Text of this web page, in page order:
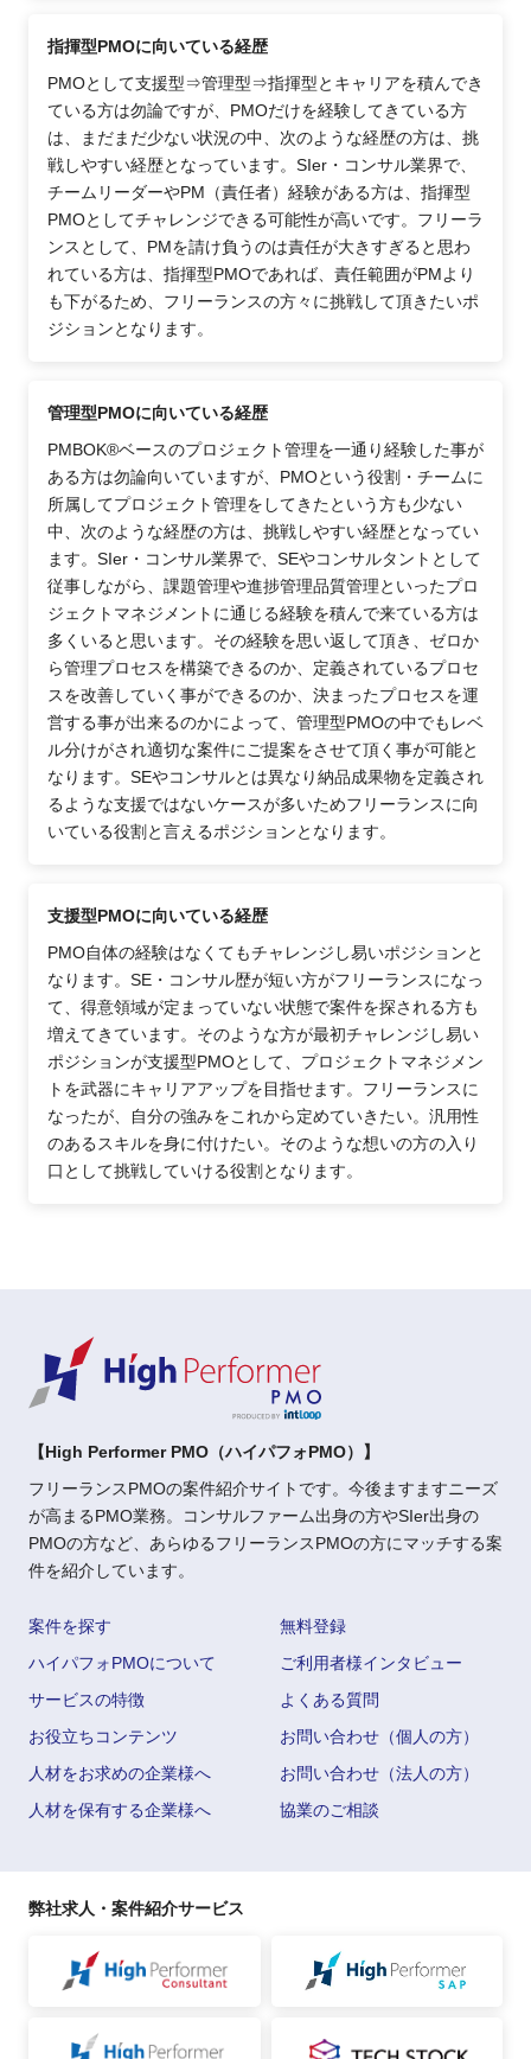
指揮型PMOに向いている経歴
PMOとして支援型⇒管理型⇒指揮型とキャリアを積んでき
ている方は勿論ですが、PMOだけを経験してきている方
は、まだまだ少ない状況の中、次のような経歴の方は、挑
戦しやすい経歴となっています。SIer・コンサル業界で、
チームリーダーやPM（責任者）経験がある方は、指揮型
PMOとしてチャレンジできる可能性が高いです。フリーラ
ンスとして、PMを請け負うのは責任が大きすぎると思わ
れている方は、指揮型PMOであれば、責任範囲がPMより
も下がるため、フリーランスの方々に挑戦して頂きたいポ
ジションとなります。
管理型PMOに向いている経歴
PMBOK®ベースのプロジェクト管理を一通り経験した事が
ある方は勿論向いていますが、PMOという役割・チームに
所属してプロジェクト管理をしてきたという方も少ない
中、次のような経歴の方は、挑戦しやすい経歴となってい
ます。SIer・コンサル業界で、SEやコンサルタントとして
従事しながら、課題管理や進捗管理品質管理といったプロ
ジェクトマネジメントに通じる経験を積んで来ている方は
多くいると思います。その経験を思い返して頂き、ゼロか
ら管理プロセスを構築できるのか、定義されているプロセ
スを改善していく事ができるのか、決まったプロセスを運
営する事が出来るのかによって、管理型PMOの中でもレベ
ル分けがされ適切な案件にご提案をさせて頂く事が可能と
なります。SEやコンサルとは異なり納品成果物を定義され
るような支援ではないケースが多いためフリーランスに向
いている役割と言えるポジションとなります。
支援型PMOに向いている経歴
PMO自体の経験はなくてもチャレンジし易いポジションと
なります。SE・コンサル歴が短い方がフリーランスになっ
て、得意領域が定まっていない状態で案件を探される方も
増えてきています。そのような方が最初チャレンジし易い
ポジションが支援型PMOとして、プロジェクトマネジメン
トを武器にキャリアアップを目指せます。フリーランスに
なったが、自分の強みをこれから定めていきたい。汎用性
のあるスキルを身に付けたい。そのような想いの方の入り
口として挑戦していける役割となります。
【High Performer PMO（ハイパフォPMO）】
フリーランスPMOの案件紹介サイトです。今後ますますニーズ
が高まるPMO業務。コンサルファーム出身の方やSIer出身の
PMOの方など、あらゆるフリーランスPMOの方にマッチする案
件を紹介しています。
案件を探す
無料登録
ハイパフォPMOについて
ご利用者様インタビュー
サービスの特徴
よくある質問
お役立ちコンテンツ
お問い合わせ（個人の方）
人材をお求めの企業様へ
お問い合わせ（法人の方）
人材を保有する企業様へ
協業のご相談
弊社求人・案件紹介サービス